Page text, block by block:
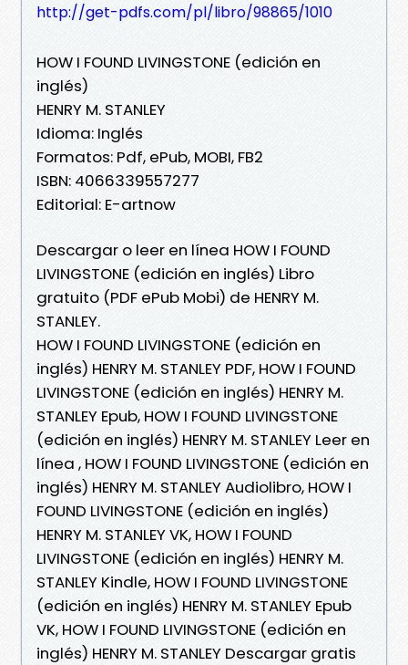
http://get-pdfs.com/pl/libro/98865/1010
HOW I FOUND LIVINGSTONE (edición en
inglés)
HENRY M. STANLEY
Idioma: Inglés
Formatos: Pdf, ePub, MOBI, FB2
ISBN: 4066339557277
Editorial: E-artnow
Descargar o leer en línea HOW I FOUND
LIVINGSTONE (edición en inglés) Libro
gratuito (PDF ePub Mobi) de HENRY M.
STANLEY.
HOW I FOUND LIVINGSTONE (edición en
inglés) HENRY M. STANLEY PDF, HOW I FOUND
LIVINGSTONE (edición en inglés) HENRY M.
STANLEY Epub, HOW I FOUND LIVINGSTONE
(edición en inglés) HENRY M. STANLEY Leer en
línea , HOW I FOUND LIVINGSTONE (edición en
inglés) HENRY M. STANLEY Audiolibro, HOW I
FOUND LIVINGSTONE (edición en inglés)
HENRY M. STANLEY VK, HOW I FOUND
LIVINGSTONE (edición en inglés) HENRY M.
STANLEY Kindle, HOW I FOUND LIVINGSTONE
(edición en inglés) HENRY M. STANLEY Epub
VK, HOW I FOUND LIVINGSTONE (edición en
inglés) HENRY M. STANLEY Descargar gratis